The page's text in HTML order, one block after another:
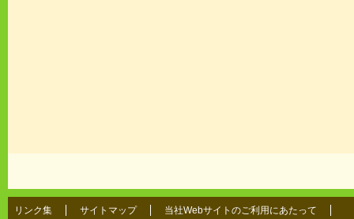
リンク集 サイトマップ 当社Webサイトのご利用にあたって